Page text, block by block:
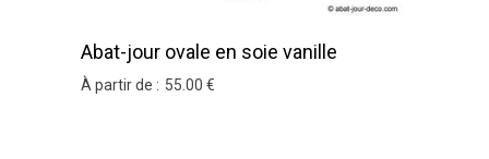
Abat-jour ovale en soie vanille
À partir de : 55 .00 €